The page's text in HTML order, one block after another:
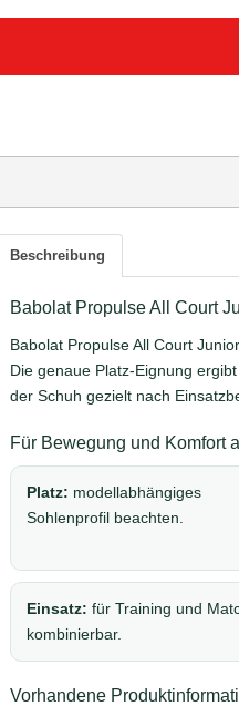
Beschreibung
Babolat Propulse All Court
Babolat Propulse All Court
Die genaue Platz-Eignung
der Schuh gezielt nach
Für Bewegung und Komfort
Platz: modellabhängiges
Sohlenprofil beachten.
Einsatz: für Training und
kombinierbar.
Vorhandene